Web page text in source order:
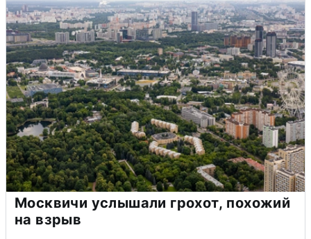
Москвичи услышали грохот, похожий
на взрыв